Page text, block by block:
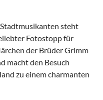
steht
Fotostopp für
der Brüder Grimm
macht den Besuch
zu einem charmanten